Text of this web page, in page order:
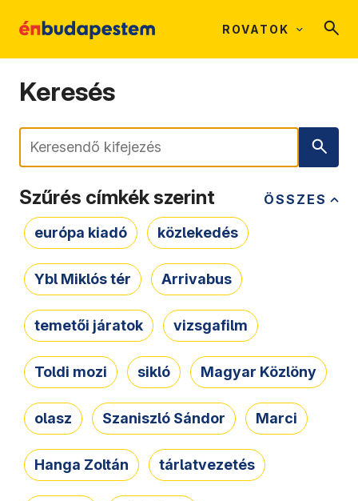
ROVATOK
Keresés
Keresés
ÖSSZES
Szűrés címkék szerint
európa kiadó közlekedés
Ybl Miklós tér Arrivabus
temetői járatok vizsgafilm
Toldi mozi sikló Magyar Közlöny
olasz Szaniszló Sándor Marci
Hanga Zoltán tárlatvezetés